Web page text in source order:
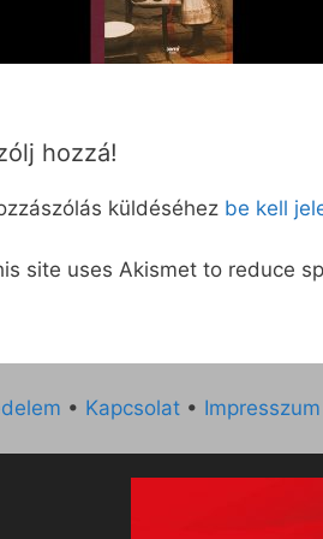
hozzá!
küldéséhez be kell
site uses Akismet to reduce
• Kapcsolat • Impresszum